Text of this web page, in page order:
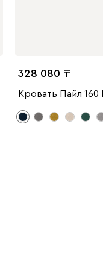
328 080
Кровать Пайл